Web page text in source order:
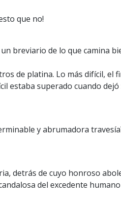
que no!
breviario de lo que camina
de platina. Lo más difícil, el
estaba superado cuando
y abrumadora
detrás de cuyo honroso
del excedente